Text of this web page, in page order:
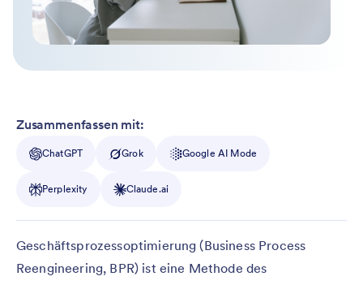
Zusammenfassen mit:
ChatGPT Grok Google AI Mode
Perplexity Claude.ai
Geschäftsprozessoptimierung (Business Process
Reengineering, BPR) ist eine Methode des